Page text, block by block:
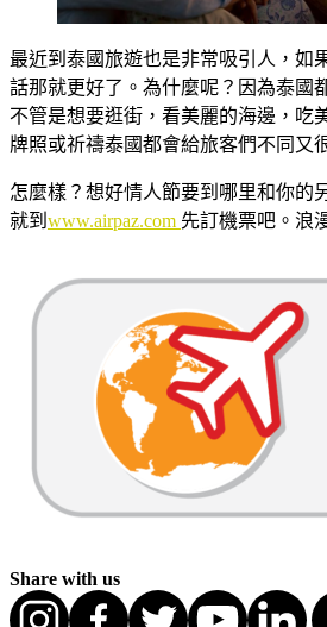
最近到泰國旅遊也是非常吸引人，如
話那就更好了。為什麼呢？因為泰國
不管是想要逛街，看美麗的海邊，吃
牌照或祈禱泰國都會給旅客們不同又
怎麼樣？想好情人節要到哪里和你的
就到 www.airpaz.com 先訂機票吧。浪
Share with us